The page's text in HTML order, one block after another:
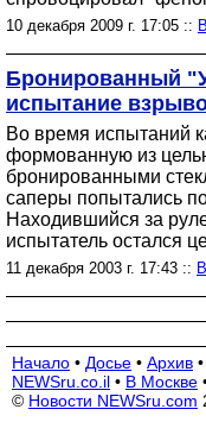
10 декабря 2009 г. 17:05 ::
Бронированный
испытание
Во время испытаний
формованную из
бронированными
саперы попытались
Находившийся за
испытатель остался
11 декабря 2003 г. 17:43 ::
Начало • Досье • Архив •
NEWSru.co.il • В Москве
© Новости NEWSru.com